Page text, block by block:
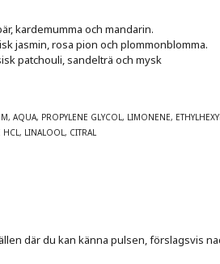
patchouli, sandelträ och mysk
AQUA, PROPYLENE GLYCOL, LIMONENE,
LINALOOL, CITRAL
där du kan känna pulsen, förslagsvis